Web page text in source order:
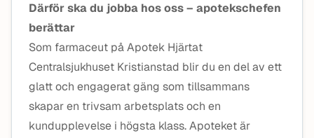
Därför ska du jobba hos oss – apotekschefen
berättar
Som farmaceut på Apotek Hjärtat
Centralsjukhuset Kristianstad blir du en del av ett
glatt och engagerat gäng som tillsammans
skapar en trivsam arbetsplats och en
kundupplevelse i högsta klass. Apoteket är